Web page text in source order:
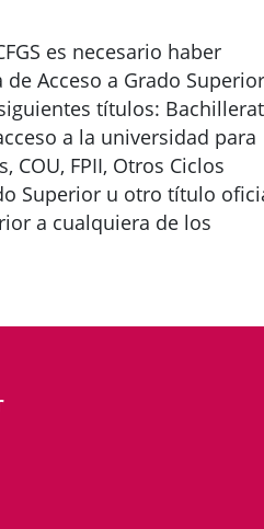
es necesario haber
Acceso a Grado Superior
títulos:
a la universidad para
COU, FPII, Otros Ciclos
Superior u otro título
a cualquiera de los